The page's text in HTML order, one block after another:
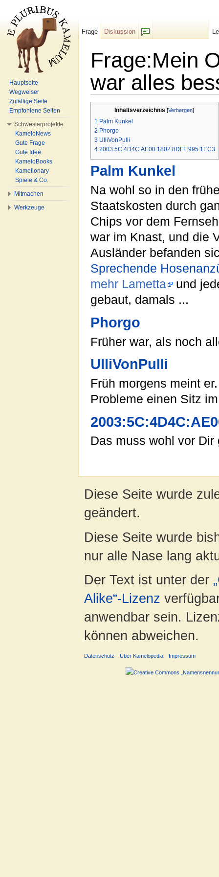
Frage:Mein
war alles
Inhaltsverzeichnis [Verbergen]
1 Palm Kunkel
2 Phorgo
3 UlliVonPulli
4 2003:5C:4D4C:AE00:1802:8DFF:995:1EC3
Palm Kunkel
Na wohl so in den
Staatskosten durch
Chips vor dem
war im Knast, und die
Ausländer befanden
Sprechende
mehr Lametta
und
gebaut, damals ...
Phorgo
Früher war, als noch
UlliVonPulli
Früh morgens meint
Probleme einen Sitz
Das muss wohl vor Dir
Frage
Diskussion
Hauptseite
Wegweiser
Zufällige Seite
Empfohlene Seiten
Schwesterprojekte
KameloNews
Gute Frage
Gute Idee
KameloBooks
Kamelionary
Spiele & Co.
Mitmachen
Werkzeuge
Diese Seite wurde
geändert.
Diese Seite wurde
nur alle Nase lang
Der Text ist unter der
Alike“-Lizenz
anwendbar sein.
können abweichen.
Datenschutz Über Kamelopedia Impressum